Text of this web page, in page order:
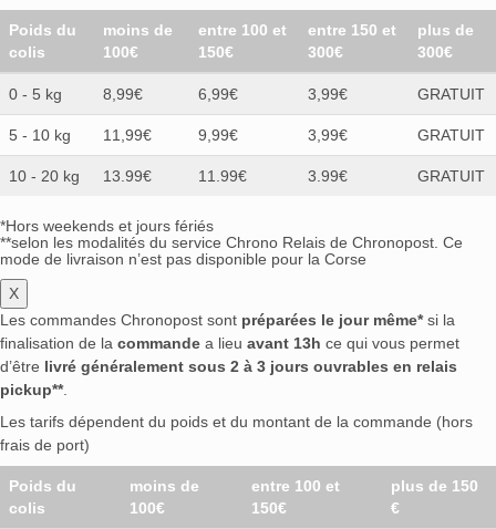
Poids du
colis
moins de
100€
entre 100 et
150€
entre 150 et
300€
plus de
300€
0 - 5 kg 8,99€ 6,99€ 3,99€ GRATUIT
5 - 10 kg 11,99€ 9,99€ 3,99€ GRATUIT
10 - 20 kg 13.99€ 11.99€ 3.99€ GRATUIT
*Hors weekends et jours fériés
**selon les modalités du service Chrono Relais de Chronopost. Ce
mode de livraison n’est pas disponible pour la Corse
X
Les commandes Chronopost sont préparées le jour même*si la
finalisation de la commande a lieu avant 13h ce qui vous permet
d’être livré généralement sous 2 à 3 jours ouvrables en relais
pickup**.
Les tarifs dépendent du poids et du montant de la commande (hors
frais de port)
Poids du
colis
moins de
100€
entre 100 et
150€
plus de 150
€